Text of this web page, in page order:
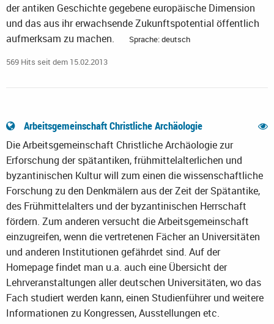
der antiken Geschichte gegebene europäische Dimension
und das aus ihr erwachsende Zukunftspotential öffentlich
aufmerksam zu machen.
Sprache: deutsch
569 Hits seit dem 15.02.2013
Arbeitsgemeinschaft Christliche Archäologie
Die Arbeitsgemeinschaft Christliche Archäologie zur
Erforschung der spätantiken, frühmittelalterlichen und
byzantinischen Kultur will zum einen die wissenschaftliche
Forschung zu den Denkmälern aus der Zeit der Spätantike,
des Frühmittelalters und der byzantinischen Herrschaft
fördern. Zum anderen versucht die Arbeitsgemeinschaft
einzugreifen, wenn die vertretenen Fächer an Universitäten
und anderen Institutionen gefährdet sind. Auf der
Homepage findet man u.a. auch eine Übersicht der
Lehrveranstaltungen aller deutschen Universitäten, wo das
Fach studiert werden kann, einen Studienführer und weitere
Informationen zu Kongressen, Ausstellungen etc.